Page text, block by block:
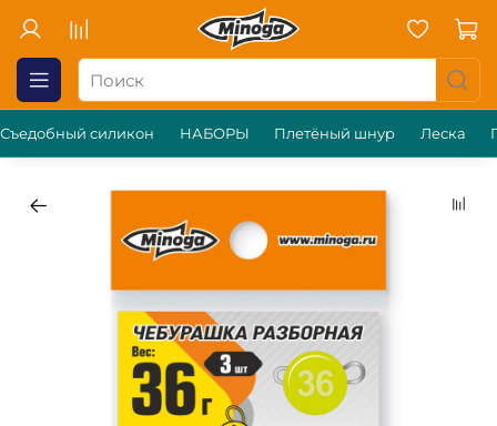
Съедобный силикон НАБОРЫ Плетёный шнур Леска